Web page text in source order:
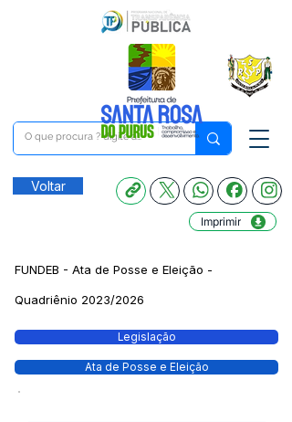
Voltar
Imprimir
FUNDEB - Ata de Posse e Eleição -
Quadriênio 2023/2026
Legislação
Ata de Posse e Eleição